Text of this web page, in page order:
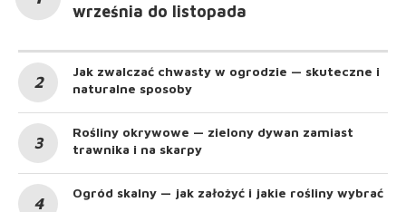
września do listopada
Jak zwalczać chwasty w ogrodzie — skuteczne i
naturalne sposoby
Rośliny okrywowe — zielony dywan zamiast
trawnika i na skarpy
Ogród skalny — jak założyć i jakie rośliny wybrać